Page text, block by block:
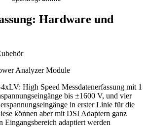
Hardware und
Analyzer Module
High Speed Messdatenerfassung mit 1
bis ±1600 V, und vier
in erster Linie für die
können aber mit DSI Adaptern ganz
Eingangsbereich adaptiert werden